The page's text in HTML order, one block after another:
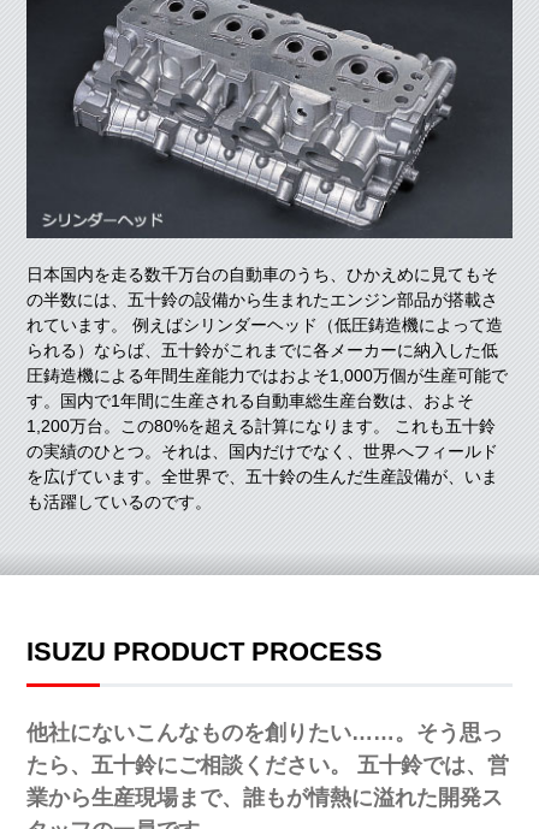
日本国内を走る数千万台の自動車のうち、ひかえめに見てもそ
の半数には、五十鈴の設備から生まれたエンジン部品が搭載さ
れています。 例えばシリンダーヘッド（低圧鋳造機によって造
られる）ならば、五十鈴がこれまでに各メーカーに納入した低
圧鋳造機による年間生産能力ではおよそ1,000万個が生産可能で
す。国内で1年間に生産される自動車総生産台数は、およそ
1,200万台。この80%を超える計算になります。 これも五十鈴
の実績のひとつ。それは、国内だけでなく、世界へフィールド
を広げています。全世界で、五十鈴の生んだ生産設備が、いま
も活躍しているのです。
ISUZU PRODUCT PROCESS
他社にないこんなものを創りたい……。そう思っ
たら、五十鈴にご相談ください。 五十鈴では、営
業から生産現場まで、誰もが情熱に溢れた開発ス